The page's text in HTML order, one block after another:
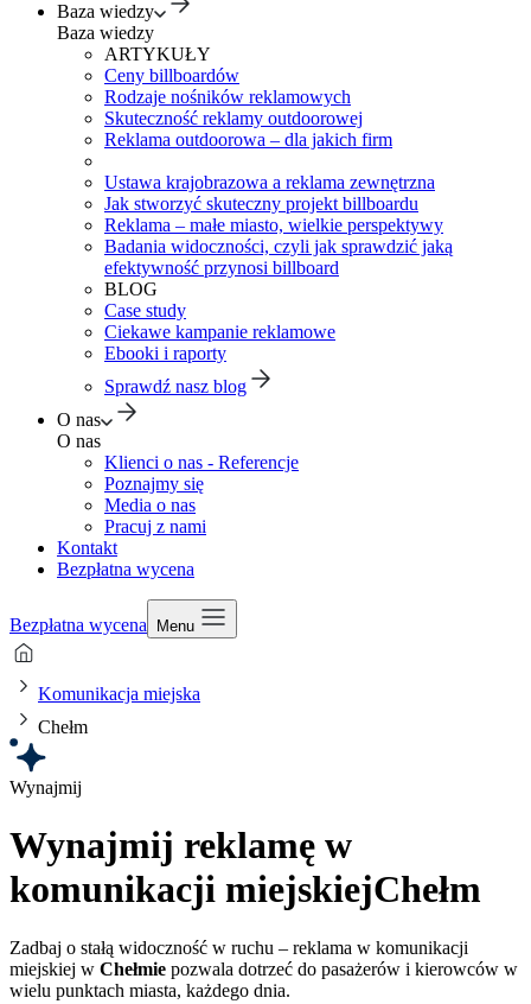
Baza wiedzy
Baza wiedzy
ARTYKUŁY
Ceny billboardów
Rodzaje nośników reklamowych
Skuteczność reklamy outdoorowej
Reklama outdoorowa – dla jakich firm
Ustawa krajobrazowa a reklama zewnętrzna
Jak stworzyć skuteczny projekt billboardu
Reklama – małe miasto, wielkie perspektywy
Badania widoczności, czyli jak sprawdzić jaką
efektywność przynosi billboard
BLOG
Case study
Ciekawe kampanie reklamowe
Ebooki i raporty
Sprawdź nasz blog
O nas
O nas
Klienci o nas - Referencje
Poznajmy się
Media o nas
Pracuj z nami
Kontakt
Bezpłatna wycena
Bezpłatna wycena Menu
Komunikacja miejska
Chełm
Wynajmij
Wynajmij reklamę w
komunikacji miejskiejChełm
Zadbaj o stałą widoczność w ruchu – reklama w komunikacji
miejskiej w Chełmie pozwala dotrzeć do pasażerów i kierowców w
wielu punktach miasta, każdego dnia.